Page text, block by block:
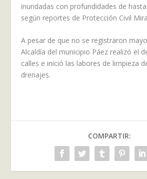
inundadas con profundidades de
según reportes de Protección Civil
A pesar de que no se registraron
Alcaldía del municipio Páez realizó el
calles e inició las labores de limpieza
drenajes.
COMPARTIR: